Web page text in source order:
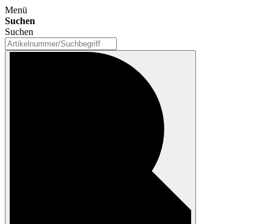
Menü
Suchen
Suchen